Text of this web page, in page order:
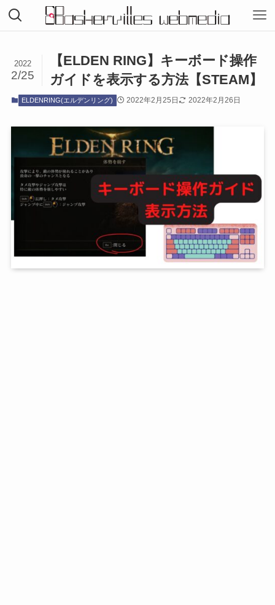
【ELDEN RING】キーボード操作
ガイドを表示する方法【STEAM】
2022
2/25
ELDENRING(エルデンリング) 2022年2月25日 2022年2月26日